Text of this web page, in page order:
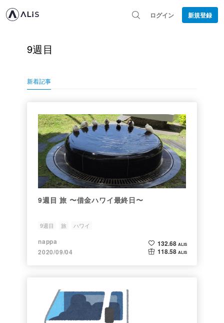
ログイン 新規登録
9週目
新着記事
9週目 旅 〜借金ハワイ最終日〜
9週目 旅 ハワイ
nappa
2020/09/04
132.68 ALIS
118.58 ALIS